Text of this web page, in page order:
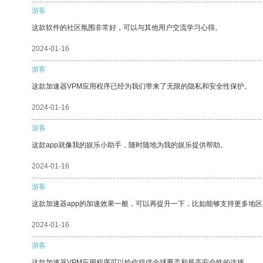
游客
这款软件的社区氛围非常好，可以与其他用户交流学习心得。
2024-01-16
游客
这款加速器VPM应用程序已经为我们带来了无限的隐私和安全性保护。
2024-01-16
游客
这款app就像我的娱乐小助手，随时随地为我的娱乐提供帮助。
2024-01-16
游客
这款加速器app的加速效果一般，可以再提升一下，比如能够支持更多地区
2024-01-16
游客